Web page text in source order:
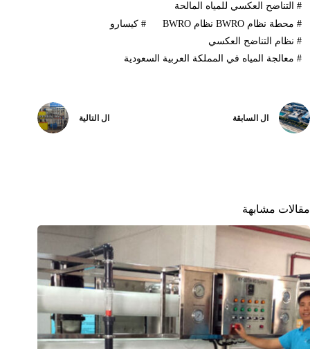
#التناضح العكسي للمياه المالحة
#محطة نظام BWRO نظام BWRO #كيسارو
#نظام التناضح العكسي
#معالجة المياه في المملكة العربية السعودية
ال السابقة ال التالية
مقالات مشابهة